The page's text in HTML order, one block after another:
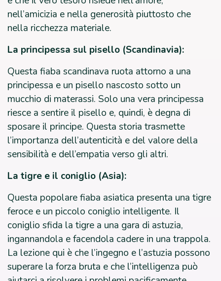
nell’amicizia e nella generosità piuttosto che
nella ricchezza materiale.
La principessa sul pisello (Scandinavia):
Questa fiaba scandinava ruota attorno a una
principessa e un pisello nascosto sotto un
mucchio di materassi. Solo una vera principessa
riesce a sentire il pisello e, quindi, è degna di
sposare il principe. Questa storia trasmette
l’importanza dell’autenticità e del valore della
sensibilità e dell’empatia verso gli altri.
La tigre e il coniglio (Asia):
Questa popolare fiaba asiatica presenta una tigre
feroce e un piccolo coniglio intelligente. Il
coniglio sfida la tigre a una gara di astuzia,
ingannandola e facendola cadere in una trappola.
La lezione qui è che l’ingegno e l’astuzia possono
superare la forza bruta e che l’intelligenza può